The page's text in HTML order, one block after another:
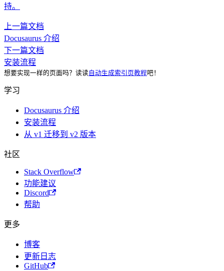
持。
上一篇文档
Docusaurus 介绍
下一篇文档
安装流程
想要实现一样的页面吗？读读 自动生成索引页教程吧！
学习
Docusaurus 介绍
安装流程
从 v1 迁移到 v2 版本
社区
Stack Overflow
功能建议
Discord
帮助
更多
博客
更新日志
GitHub